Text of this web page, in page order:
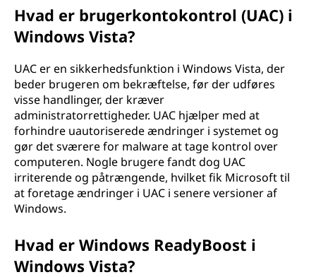
Hvad er brugerkontokontrol (UAC) i
Windows Vista?
UAC er en sikkerhedsfunktion i Windows Vista, der
beder brugeren om bekræftelse, før der udføres
visse handlinger, der kræver
administratorrettigheder. UAC hjælper med at
forhindre uautoriserede ændringer i systemet og
gør det sværere for malware at tage kontrol over
computeren. Nogle brugere fandt dog UAC
irriterende og påtrængende, hvilket fik Microsoft til
at foretage ændringer i UAC i senere versioner af
Windows.
Hvad er Windows ReadyBoost i
Windows Vista?